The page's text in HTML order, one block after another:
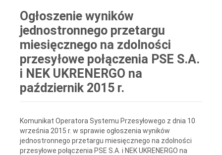
Ogłoszenie wyników
jednostronnego przetargu
miesięcznego na zdolności
przesyłowe połączenia PSE S.A.
i NEK UKRENERGO na
październik 2015 r.
Komunikat Operatora Systemu Przesyłowego z dnia 10
września 2015 r. w sprawie ogłoszenia wyników
jednostronnego przetargu miesięcznego na zdolności
przesyłowe połączenia PSE S.A. i NEK UKRENERGO na